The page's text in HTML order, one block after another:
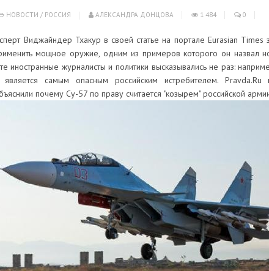
НОВОСТИ / РОССИЯ АЛЕКСАНДРА ДОНЦОВА 1 484 0
Виджайндер Тхакур в своей статье на портале Eurasian Times
мощное оружие, одним из примеров которого он назвал
иностранные журналисты и политики высказывались не раз:
самым опасным российским истребителем.
почему Су-57 по праву считается "козырем" российской